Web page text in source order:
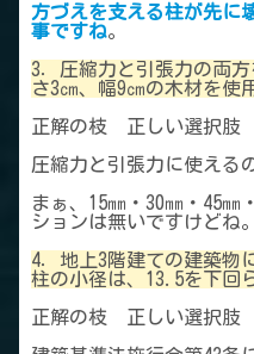
方づえを支える柱が先に
事ですね。
3．圧縮力と引張力の両
さ3㎝、幅9㎝の木材を使
正解の枝 正しい選択肢
圧縮力と引張力に使える
まぁ、15㎜・30㎜・45㎜
ションは無いですけどね。
4．地上3階建ての建築物
柱の小径は、13.5を下回
正解の枝 正しい選択肢